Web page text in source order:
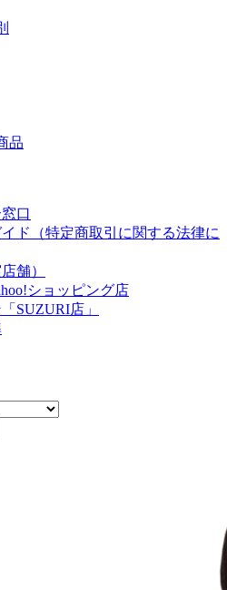
品
口
ド（特定商取引に関する法律に
舗）
ショッピング店
SUZURI店」